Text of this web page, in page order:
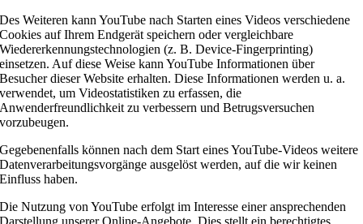
Des Weiteren kann YouTube nach Starten eines Videos verschiedene
Cookies auf Ihrem Endgerät speichern oder vergleichbare
Wiedererkennungstechnologien (z. B. Device-Fingerprinting)
einsetzen. Auf diese Weise kann YouTube Informationen über
Besucher dieser Website erhalten. Diese Informationen werden u. a.
verwendet, um Videostatistiken zu erfassen, die
Anwenderfreundlichkeit zu verbessern und Betrugsversuchen
vorzubeugen.
Gegebenenfalls können nach dem Start eines YouTube-Videos weitere
Datenverarbeitungsvorgänge ausgelöst werden, auf die wir keinen
Einfluss haben.
Die Nutzung von YouTube erfolgt im Interesse einer ansprechenden
Darstellung unserer Online-Angebote. Dies stellt ein berechtigtes